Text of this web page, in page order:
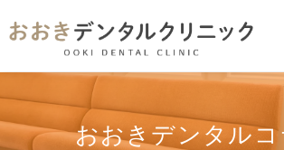
おおきデンタルコ